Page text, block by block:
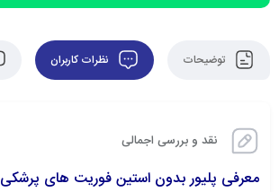
توضیحات نظرات کاربران
نقد و بررسی اجمالی
معرفی پلیور بدون استین فوریت های پرشکی